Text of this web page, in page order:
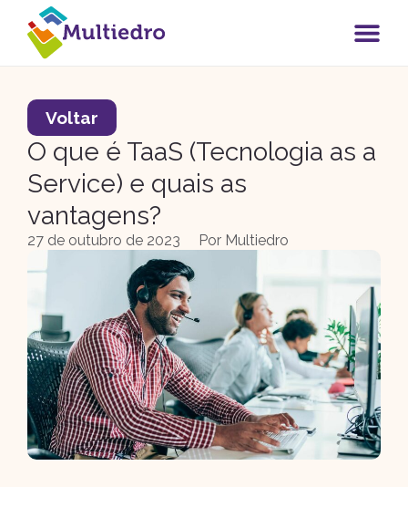
Voltar
O que é TaaS (Tecnologia as a
Service) e quais as
vantagens?
27 de outubro de 2023 Por Multiedro